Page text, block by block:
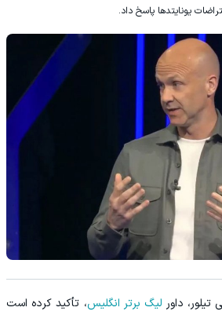
یونایتدها پاسخ داد.
داور لیگ برتر انگلیس، تأکید کرده است